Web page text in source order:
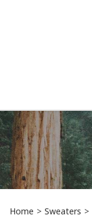
Home > Sweaters >